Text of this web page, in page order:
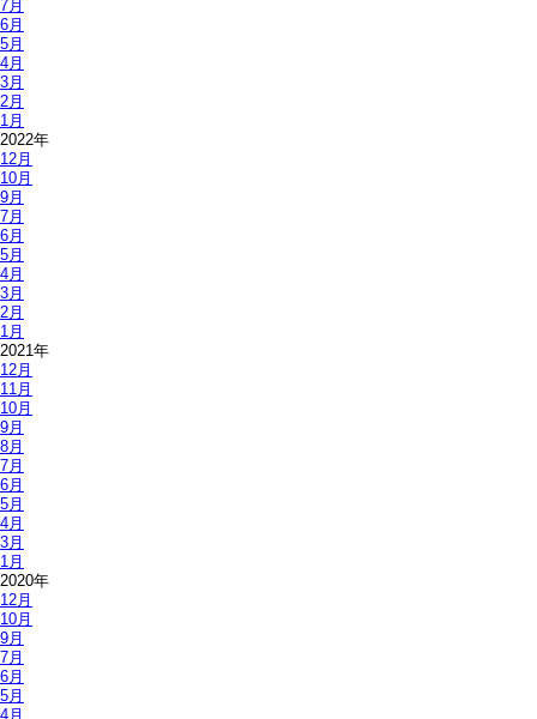
7月
6月
5月
4月
3月
2月
1月
2022年
12月
10月
9月
7月
6月
5月
4月
3月
2月
1月
2021年
12月
11月
10月
9月
8月
7月
6月
5月
4月
3月
1月
2020年
12月
10月
9月
7月
6月
5月
4月